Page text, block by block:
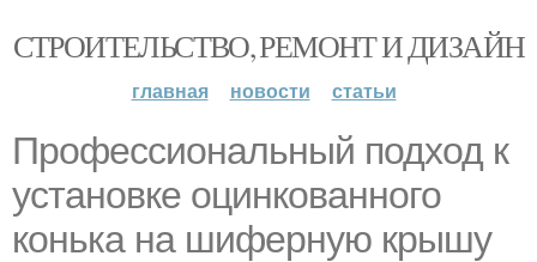
СТРОИТЕЛЬСТВО, РЕМОНТ И ДИЗАЙН
главная новости статьи
Профессиональный подход к
установке оцинкованного
конька на шиферную крышу